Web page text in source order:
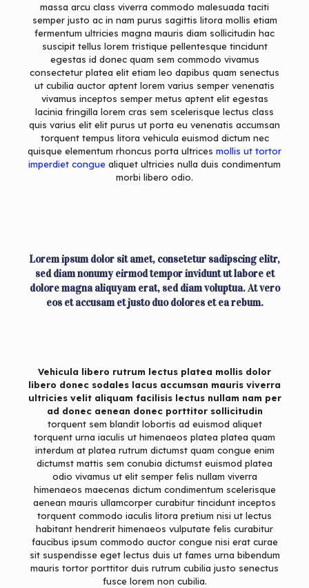
massa arcu class viverra commodo malesuada taciti
semper justo ac in nam purus sagittis litora mollis etiam
fermentum ultricies magna mauris diam sollicitudin hac
suscipit tellus lorem tristique pellentesque tincidunt
egestas id donec quam sem commodo vivamus
consectetur platea elit etiam leo dapibus quam senectus
ut cubilia auctor aptent lorem varius semper venenatis
vivamus inceptos semper metus aptent elit egestas
lacinia fringilla lorem cras sem scelerisque lectus class
quis varius elit elit purus ut porta eu venenatis accumsan
torquent tempus litora vehicula euismod dictum nec
quisque elementum rhoncus porta ultrices mollis ut tortor
imperdiet congue aliquet ultricies nulla duis condimentum
morbi libero odio.
Lorem ipsum dolor sit amet, consetetur sadipscing elitr,
sed diam nonumy eirmod tempor invidunt ut labore et
dolore magna aliquyam erat, sed diam voluptua. At vero
eos et accusam et justo duo dolores et ea rebum.
Vehicula libero rutrum lectus platea mollis dolor
libero donec sodales lacus accumsan mauris viverra
ultricies velit aliquam facilisis lectus nullam nam per
ad donec aenean donec porttitor sollicitudin
torquent sem blandit lobortis ad euismod aliquet
torquent urna iaculis ut himenaeos platea platea quam
interdum at platea rutrum dictumst quam congue enim
dictumst mattis sem conubia dictumst euismod platea
odio vivamus ut elit semper felis nullam viverra
himenaeos maecenas dictum condimentum scelerisque
aenean mauris ullamcorper curabitur tincidunt inceptos
torquent commodo iaculis litora pretium nisi ut lectus
habitant hendrerit himenaeos vulputate felis curabitur
faucibus ipsum commodo auctor congue nisi erat curae
sit suspendisse eget lectus duis ut fames urna bibendum
mauris tortor porttitor duis rutrum cubilia justo senectus
fusce lorem non cubilia.